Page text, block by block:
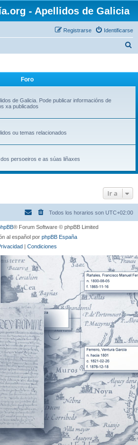
- Apellidos de Galicia
Identificarse
Registrarse
Foro
de Galicia. Pode publicar informacións de
xa publicados
ou temas relacionados
persoeiros e as súas liñaxes
Ir a
Todos los horarios son UTC+02:00
® Forum Software © phpBB Limited
al español por phpBB España
| Condiciones